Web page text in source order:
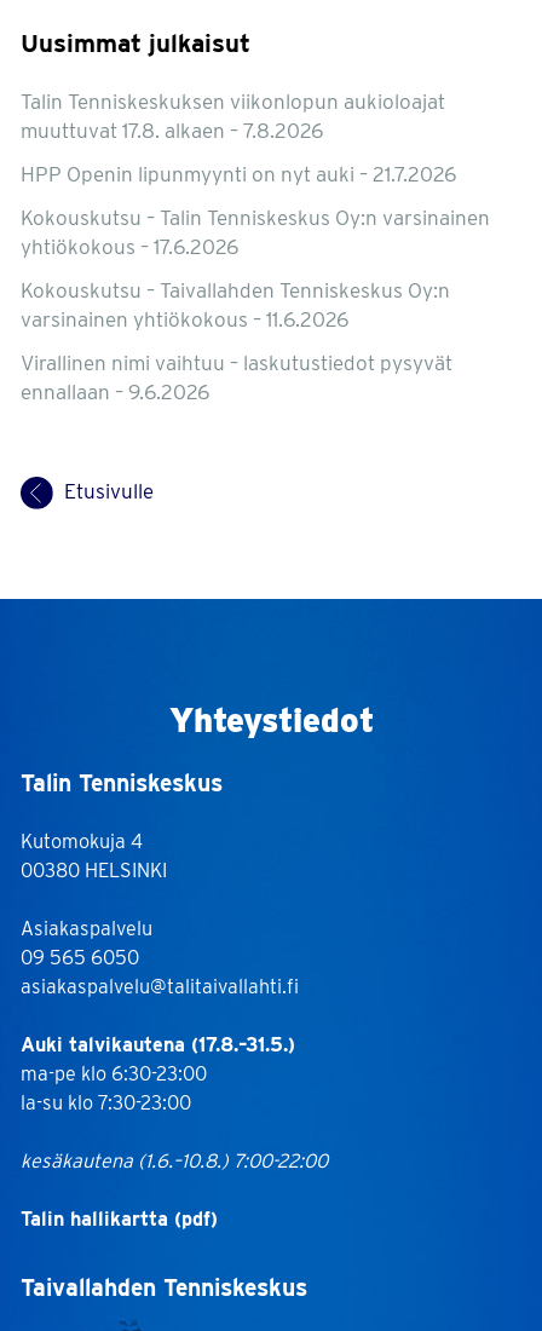
Uusimmat julkaisut
Talin Tenniskeskuksen viikonlopun aukioloajat
muuttuvat 17.8. alkaen – 7.8.2026
HPP Openin lipunmyynti on nyt auki – 21.7.2026
Kokouskutsu – Talin Tenniskeskus Oy:n varsinainen
yhtiökokous – 17.6.2026
Kokouskutsu – Taivallahden Tenniskeskus Oy:n
varsinainen yhtiökokous – 11.6.2026
Virallinen nimi vaihtuu – laskutustiedot pysyvät
ennallaan – 9.6.2026
Etusivulle
Yhteystiedot
Talin Tenniskeskus
Kutomokuja 4
00380 HELSINKI
Asiakaspalvelu
09 565 6050
asiakaspalvelu@talitaivallahti.fi
Auki talvikautena (17.8.–31.5.)
ma-pe klo 6:30-23:00
la-su klo 7:30-23:00
kesäkautena (1.6.–10.8.) 7:00-22:00
Talin hallikartta (pdf)
Taivallahden Tenniskeskus